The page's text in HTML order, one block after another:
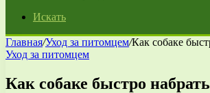
Искать
Главная/Уход за питомцем/Как собаке
Уход за питомцем
Как собаке быстро